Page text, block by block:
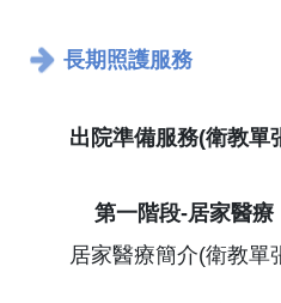
長期照護服務
出院準備服務(衛教單
第一階段-居家醫療
居家醫療簡介(衛教單